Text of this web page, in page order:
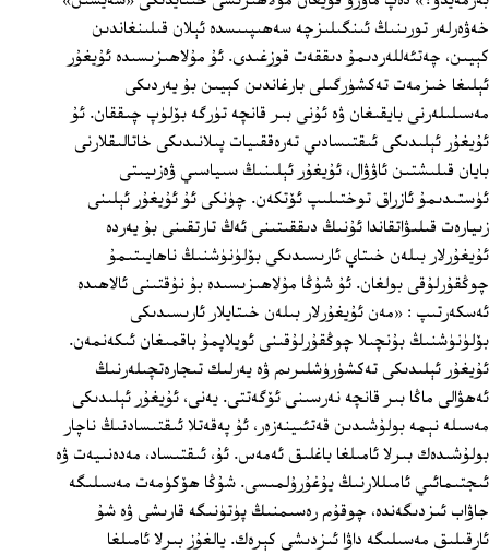
خەۋەرلەر تورىنىڭ ئىنگىلىزچە سەھىپىىسدە ئېلان قىلىنغاندىن
كېيىن، چەتئەللەردىمۇ دىققەت قوزغىدى. ئۇ مۇلاھىزىسىدە ئۇيغۇر
ئېلىغا خىزمەت تەكشۈرگىلى بارغاندىن كېيىن بۇ يەردىكى
مەسىلىلەرنى بايقىغان ۋە ئۇنى بىر قانچە تۈرگە بۆلۈپ چىققان. ئۇ
ئۇيغۇر ئېلىدىكى ئىقتىسادىي تەرەققىيات پىلانىدىكى خاتالىقلارنى
بايان قىلىشتىن ئاۋۋال، ئۇيغۇر ئېلىنىڭ سىياسىي ۋەزىيىتى
ئۈستىدىمۇ ئازراق توختىلىپ ئۆتكەن. چۈنكى ئۇ ئۇيغۇر ئېلىنى
زىيارەت قىلىۋاتقاندا ئۇنىڭ دىققىتىنى ئەڭ تارتقىنى بۇ يەردە
ئۇيغۇرلار بىلەن خىتاي ئارىسىدىكى بۆلۈنۈشنىڭ ناھايىتىمۇ
چوڭقۇرلۇقى بولغان. ئۇ شۇڭا مۇلاھىزىسىدە بۇ نۇقتىنى ئالاھىدە
ئەسكەرتىپ : «مەن ئۇيغۇرلار بىلەن خىتايلار ئارىسىدىكى
بۆلۈنۈشنىڭ بۇنچىلا چوڭقۇرلۇقىنى ئويلاپمۇ باقمىغان ئىكەنمەن.
ئۇيغۇر ئېلىدىكى تەكشۈرۈشلىرىم ۋە يەرلىك تىجارەتچىلەرنىڭ
ئەھۋالى ماڭا بىر قانچە نەرسىنى ئۆگەتتى. يەنى، ئۇيغۇر ئېلىدىكى
مەسىلە نېمە بولۇشىدىن قەتئىينەزەر، ئۇ پەقەتلا ئىقتىسادنىڭ ناچار
بولۇشىدەك بىرلا ئامىلغا باغلىق ئەمەس. ئۇ، ئىقتىساد، مەدەنىيەت ۋە
ئىجتىمائىي ئامىللارنىڭ يۇغۇرۇلمىسى. شۇڭا ھۆكۈمەت مەسىلىگە
جاۋاب ئىزدىگەندە، چوقۇم رەسىمنىڭ پۈتۈنىگە قارىشى ۋە شۇ
ئارقىلىق مەسىلىگە داۋا ئىزدىشى كېرەك. يالغۇز بىرلا ئامىلغا